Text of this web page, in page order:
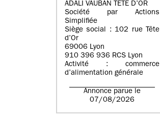
ADALI VAUBAN TETE D’OR
Société par Actions
Simplifiée
Siège social : 102 rue Tête
d’Or
69006 Lyon
910 396 936 RCS Lyon
Activité : commerce
d’alimentation générale
Annonce parue le
07/08/2026